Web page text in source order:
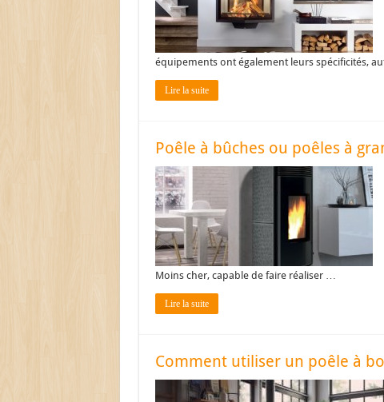
équipements ont également leurs spécificités,
Lire la suite
Poêle à bûches ou poêles à
Moins cher, capable de faire réaliser …
Lire la suite
Comment utiliser un poêle à